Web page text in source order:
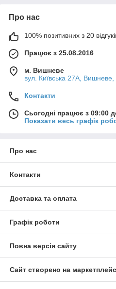
Про нас
100% позитивних з 20
Працює з 25.08.2016
м. Вишневе
вул. Київська 27А, Вишневе,
Контакти
Сьогодні працює з 09:00
Показати весь графік
Про нас
Контакти
Доставка та оплата
Графік роботи
Повна версія сайту
Сайт створено на